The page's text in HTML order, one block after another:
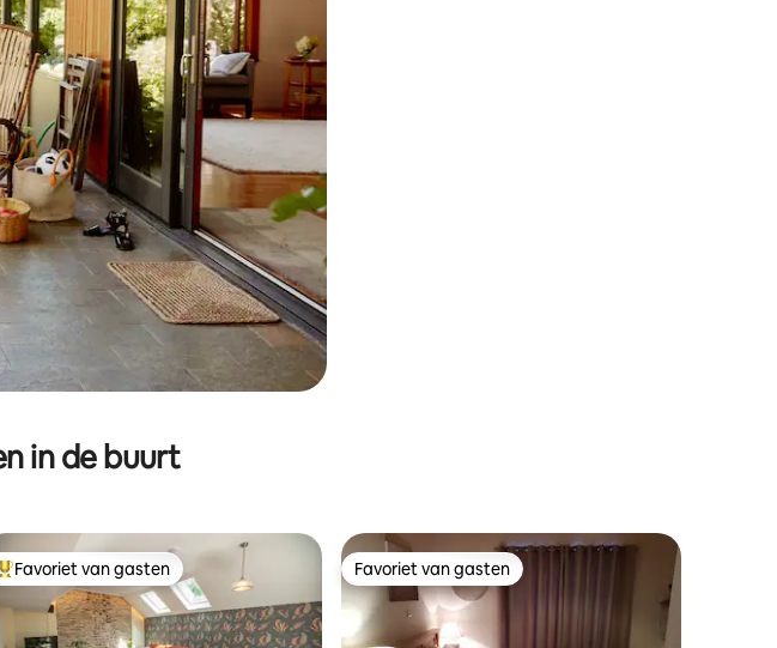
in de buurt
Topfavoriet van gasten
Favoriet van gasten Favoriet van gasten
Favoriet van gasten